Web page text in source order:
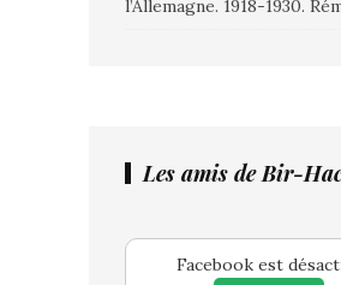
l’Allemagne. 1918-1930.
Les amis de Bir-
Facebook est